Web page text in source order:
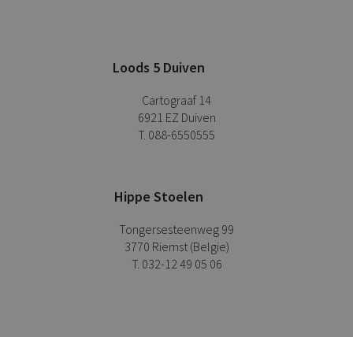
Loods 5 Duiven
Cartograaf 14
6921 EZ Duiven
T. 088-6550555
Hippe Stoelen
Tongersesteenweg 99
3770 Riemst (Belgie)
T. 032-12 49 05 06